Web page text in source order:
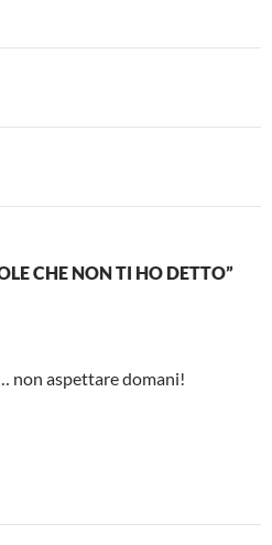
CHE NON TI HO DETTO”
non aspettare domani!